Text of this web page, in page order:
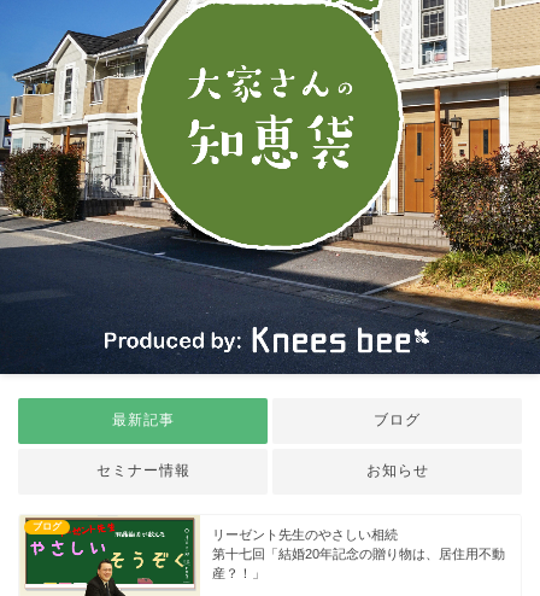
最新記事 ブログ
セミナー情報 お知らせ
ブログ
リーゼント先生のやさしい相続
第十七回「結婚20年記念の贈り物は、居住用不動
産？！」